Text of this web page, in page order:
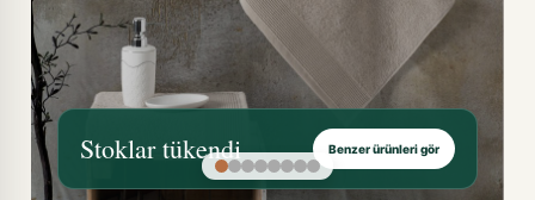
Stoklar tükendi Benzer ürünleri gör